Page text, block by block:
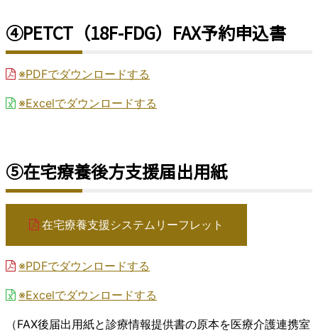
④PETCT（18F-FDG）FAX予約申込書
※PDFでダウンロードする
※Excelでダウンロードする
⑤在宅療養後方支援届出用紙
在宅療養支援システムリーフレット
※PDFでダウンロードする
※Excelでダウンロードする
（FAX後届出用紙と診療情報提供書の原本を医療介護連携室